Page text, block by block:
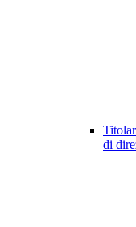
di